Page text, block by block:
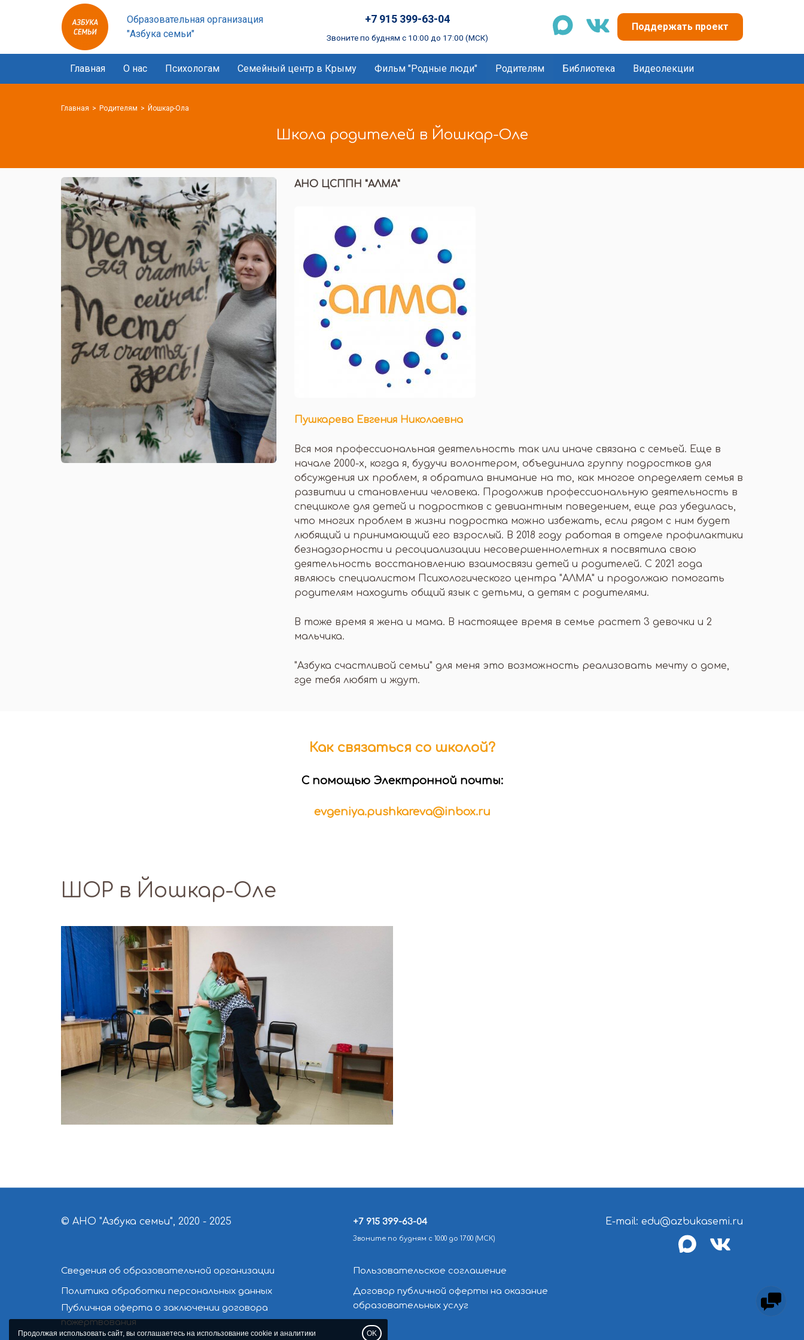
Азбука
семьи
logo
Образовательная организация
"Азбука семьи"
+7 915 399-63-04
Звоните по будням с 10:00 до 17:00 (МСК)
max
Поддержать проект
Главная О нас Психологам Семейный центр в Крыму Фильм "Родные люди" Родителям Библиотека Видеолекции
Главная Родителям Йошкар-Ола
Школа родителей в Йошкар-Оле
АНО ЦСППН "АЛМА"
Пушкарева Евгения Николаевна
Вся моя профессиональная деятельность так или иначе связана с семьей. Еще в
начале 2000-х, когда я, будучи волонтером, объединила группу подростков для
обсуждения их проблем, я обратила внимание на то, как многое определяет семья в
развитии и становлении человека. Продолжив профессиональную деятельность в
спецшколе для детей и подростков с девиантным поведением, еще раз убедилась,
что многих проблем в жизни подростка можно избежать, если рядом с ним будет
любящий и принимающий его взрослый. В 2018 году работая в отделе профилактики
безнадзорности и ресоциализации несовершеннолетних я посвятила свою
деятельность восстановлению взаимосвязи детей и родителей. С 2021 года
являюсь специалистом Психологического центра "АЛМА" и продолжаю помогать
родителям находить общий язык с детьми, а детям с родителями.
В тоже время я жена и мама. В настоящее время в семье растет 3 девочки и 2
мальчика.
"Азбука счастливой семьи" для меня это возможность реализовать мечту о доме,
где тебя любят и ждут.
Как связаться со школой?
С помощью Электронной почты:
evgeniya.pushkareva@inbox.ru
ШОР в Йошкар-Оле
+7 915 399-63-04
Звоните по будням с 10:00 до 17:00 (МСК)
Пользовательское соглашение
Договор публичной оферты на оказание
образовательных услуг
E-mail: edu@azbukasemi.ru
max vk
© АНО "Азбука семьи", 2020 - 2025
Сведения об образовательной организации
Политика обработки персональных данных
Публичная оферта о заключении договора
пожертвования
Продолжая использовать сайт, вы соглашаетесь на использование cookie и аналитики OK